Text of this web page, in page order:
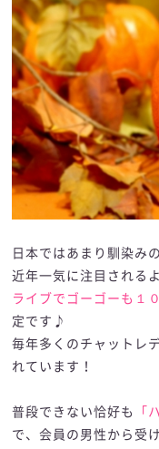
日本ではあまり馴染み
近年一気に注目される
ライブでゴーゴーも１
定です♪
毎年多くのチャットレ
れています！
普段できない恰好も 「
で、会員の男性から受